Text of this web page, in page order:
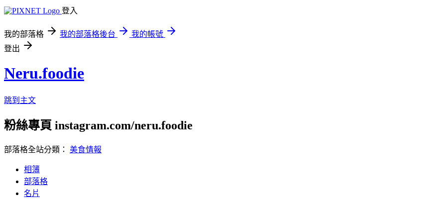
登入
我的部落格 我的部落格後台
我的帳號
登出
Neru.foodie
跳到主文
粉絲專頁 instagram.com/neru.foodie
部落格全站分類： 美食情報
相簿
部落格
名片